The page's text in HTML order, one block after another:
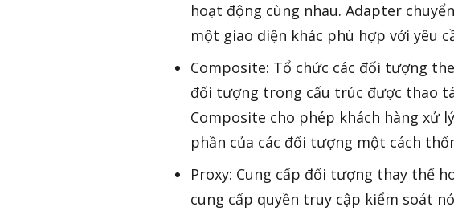
hoạt động cùng nhau. Adapter
một giao diện khác phù hợp với yêu
Composite: Tổ chức các đối tượng
đối tượng trong cấu trúc được thao
Composite cho phép khách hàng xử
phần của các đối tượng một cách
Proxy: Cung cấp đối tượng thay thế
cung cấp quyền truy cập kiểm soát